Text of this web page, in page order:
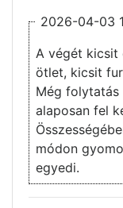
2026-04-03
A végét kicsit
ötlet, kicsit
Még folytatás
alaposan fel
módon
egyedi.